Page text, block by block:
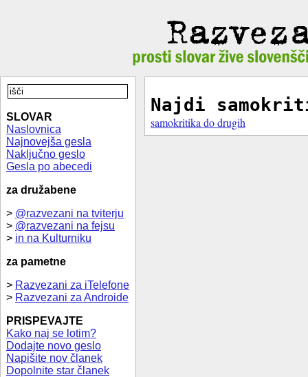
SLOVAR
Naslovnica
Najnovejša gesla
Naključno geslo
Gesla po abecedi
za družabene
> @razvezani na tviterju
> @razvezani na fejsu
> in na Kulturniku
za pametne
> Razvezani za iTelefone
> Razvezani za Androide
PRISPEVAJTE
Kako naj se lotim?
Dodajte novo geslo
Napišite nov članek
Dopolnite star članek
Najdi
samokritika do drugih